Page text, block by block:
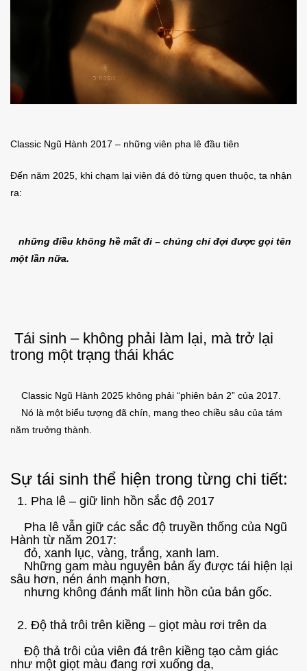
Classic Ngũ Hành 2017 – những viên pha lê đầu tiên
Đến năm 2025, khi chạm lại viên đá đỏ từng quen thuộc, ta nhận
ra:
những điều không hề mất đi – chúng chỉ đợi được gọi tên
một lần nữa.
Tái sinh – không phải làm lại, mà trở lại
trong một trạng thái khác
Classic Ngũ Hành 2025 không phải “phiên bản 2” của 2017.
Nó là một biểu tượng đã chín, mang theo chiều sâu của tám
năm trưởng thành.
Sự tái sinh thể hiện trong từng chi tiết:
1. Pha lê – giữ linh hồn sắc độ 2017
Pha lê vẫn giữ các sắc độ truyền thống của Ngũ
Hành từ năm 2017:
đỏ, xanh lục, vàng, trắng, xanh lam.
Những gam màu nguyên bản ấy được tái hiện lại
sâu hơn, nén ánh mạnh hơn,
nhưng không đánh mất linh hồn của bản gốc.
2. Độ thả trôi trên kiềng – giọt màu rơi trên da
Độ thả trôi của viên đá trên kiềng tạo cảm giác
như một giọt màu đang rơi xuống da,